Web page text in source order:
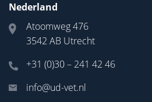
Nederland
Atoomweg 476
3542 AB Utrecht
+31 (0)30 – 241 42 46
info@ud-vet.nl